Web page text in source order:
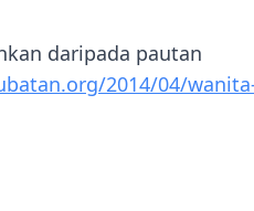
daripada pautan
2014/04/